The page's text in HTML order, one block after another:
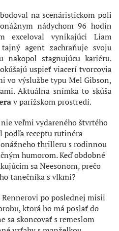
na scenáristickom poli
nádychom 96 hodín
exceloval vynikajúci Liam
agent zachraňuje svoju
nakopol stagnujúcu kariéru.
uspieť viacerí tvorcovia
vo výslužbe typu Mel Gibson,
Aktuálna snímka to skúša
v parížskom prostredí.
veľmi vydareného štvrtého
podľa receptu rutinéra
thrilleru s rodinnou
humorom. Keď obdobné
sa Neesonom, prečo
tanečníka s vlkmi?
po poslednej misii
ktorá ho má poslať do
sa skoncovať s remeslom